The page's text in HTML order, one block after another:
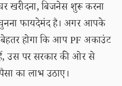
खरीदना, बिजनेस शुरू करना
फायदेमंद है। अगर आपके
होगा कि आप PF अकाउंट
उस पर सरकार की ओर से
का लाभ उठाए।